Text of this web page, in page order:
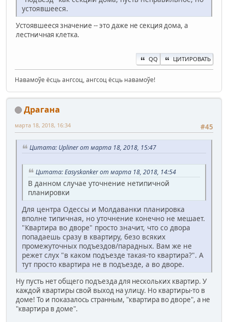
устоявшееся.
Устоявшееся значение -- это даже не секция дома, а
лестничная клетка.
QQ ЦИТИРОВАТЬ
Навамоўе ёсць ангсоц, ангсоц ёсць навамоўе!
Драгана
#45
марта 18, 2018, 16:34
Цитата: Upliner от марта 18, 2018, 15:47
Цитата: Easyskanker от марта 18, 2018, 14:54
В данном случае уточнение нетипичной
планировки
Для центра Одессы и Молдаванки планировка
вполне типичная, но уточнение конечно не мешает.
"Квартира во дворе" просто значит, что со двора
попадаешь сразу в квартиру, безо всяких
промежуточных подъездов/парадных. Вам же не
режет слух "в каком подъезде такая-то квартира?". А
тут просто квартира не в подъезде, а во дворе.
Ну пусть нет общего подъезда для нескольких квартир. У
каждой квартиры свой выход на улицу. Но квартиры-то в
доме! То и показалось странным, "квартира во дворе", а не
"квартира в доме".